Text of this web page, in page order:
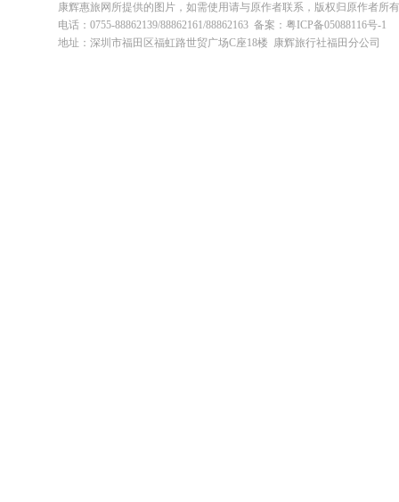
康辉惠旅网所提供的图片，如需使用请与原作者联系，版权归原作者所
电话：0755-88862139/88862161/88862163 备案：粤ICP备05088116号-1
地址：深圳市福田区福虹路世贸广场C座18楼 康辉旅行社福田分公司